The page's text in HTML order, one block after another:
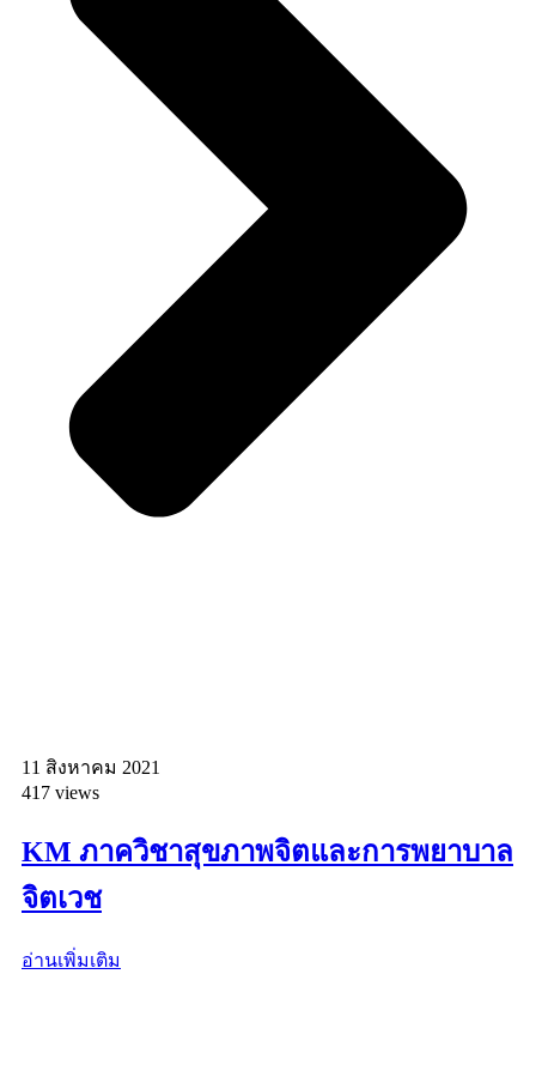
11 สิงหาคม 2021
417 views
KM ภาควิชาสุขภาพจิตและการพยาบาล
จิตเวช
อ่านเพิ่มเติม